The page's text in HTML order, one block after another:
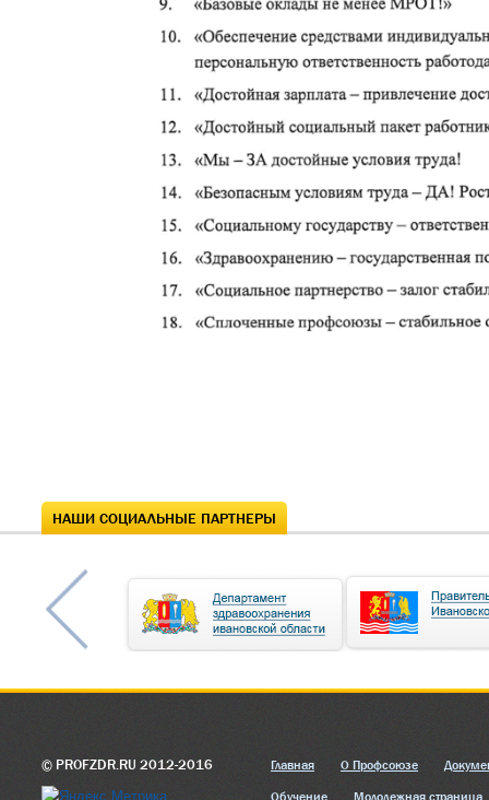
НАШИ СОЦИАЛЬНЫЕ ПАРТНЕРЫ
© PROFZDR.RU 2012-2016 Главная О Профсоюзе